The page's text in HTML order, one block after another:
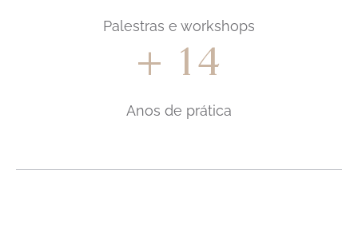
Palestras e workshops
+ 14
Anos de prática